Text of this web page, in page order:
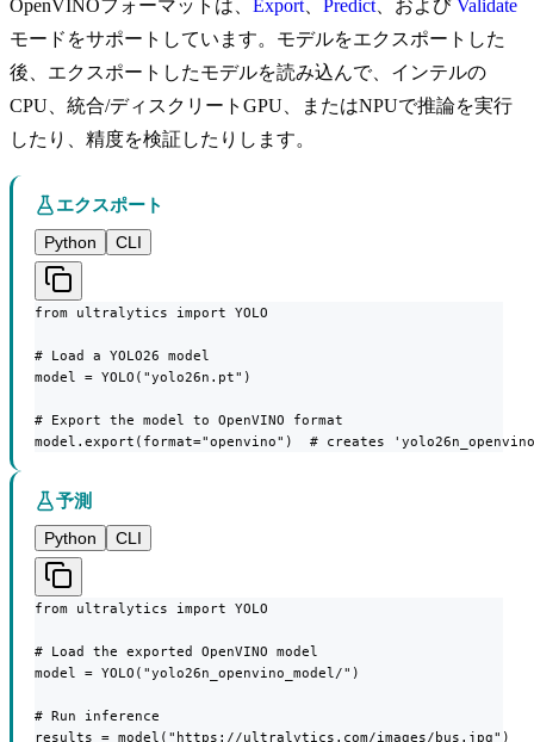
OpenVINOフォーマットは、 Export Predict 、およびValidate
モードをサポートしています。モデルをエクスポートした
後、エクスポートしたモデルを読み込んで、インテルの
CPU、統合/ディスクリートGPU、またはNPUで推論を実行
したり、精度を検証したりします。
エクスポート
Python
CLI
from ultralytics import YOLO
# Load a YOLO26 model
model = YOLO("yolo26n.pt")
# Export the model to OpenVINO format
model.export(format="openvino")  # creates
予測
Python
CLI
from ultralytics import YOLO
# Load the exported OpenVINO model
model = YOLO("yolo26n_openvino_model/")
# Run inference
results = model("https://ultralytics.com/images/bus.jpg")